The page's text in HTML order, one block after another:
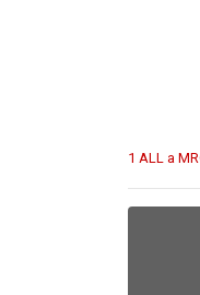
1 ALL a